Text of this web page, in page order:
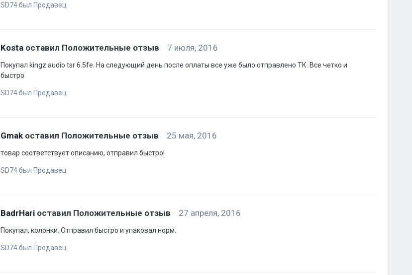
SD74 был Продавец
Kostaоставил Положительные отзыв 7 июля, 2016
Покупал kingz audio tsr 6.5fe. На следующий день после оплаты все уже было отправлено ТК. Все четко и
быстро
SD74 был Продавец
Gmakоставил Положительные отзыв 25 мая, 2016
товар соответствует описанию, отправил быстро!
SD74 был Продавец
BadrHariоставил Положительные отзыв 27 апреля, 2016
Покупал, колонки. Отправил быстро и упаковал норм.
SD74 был Продавец